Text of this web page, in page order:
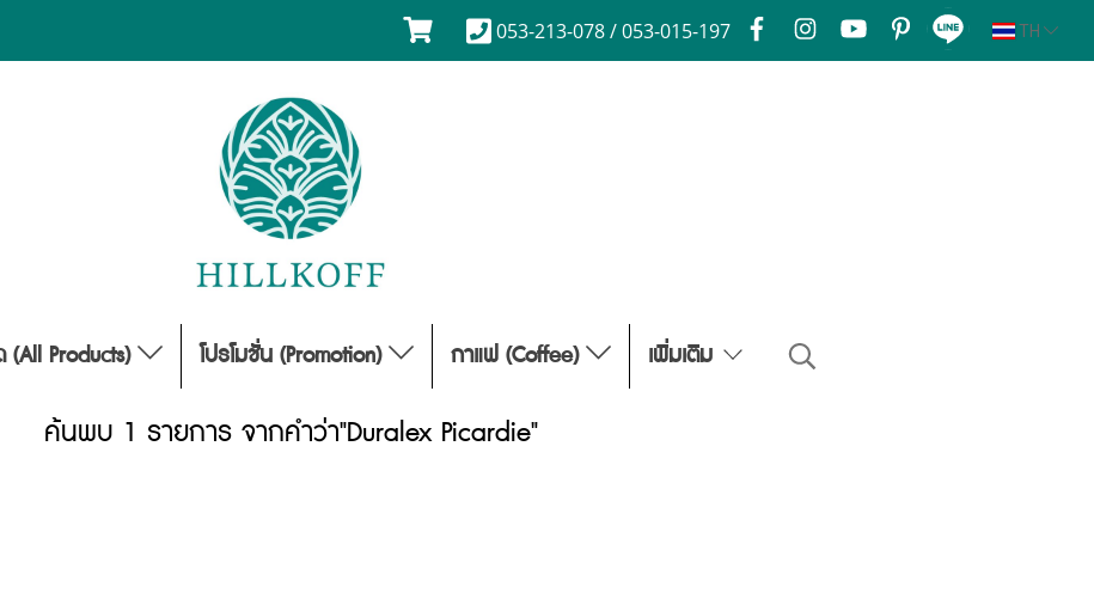
053-213-078 / 053-015-197 TH
Products) โปรโมชั่น (Promotion) กาแฟ (Coffee) เพิ่มเติม
ค้นพบ 1 รายการ จากคำว่า"Duralex Picardie"